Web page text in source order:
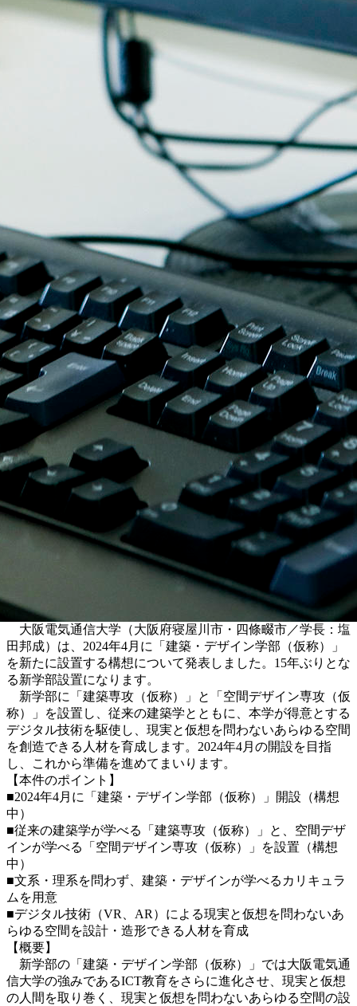
大阪電気通信大学（大阪府寝屋川市・四條畷市／学長：塩
田邦成）は、2024年4月に「建築・デザイン学部（仮称）」
を新たに設置する構想について発表しました。15年ぶりとな
る新学部設置になります。
新学部に「建築専攻（仮称）」と「空間デザイン専攻（仮
称）」を設置し、従来の建築学とともに、本学が得意とする
デジタル技術を駆使し、現実と仮想を問わないあらゆる空間
を創造できる人材を育成します。2024年4月の開設を目指
し、これから準備を進めてまいります。
【本件のポイント】
■2024年4月に「建築・デザイン学部（仮称）」開設（構想
中）
■従来の建築学が学べる「建築専攻（仮称）」と、空間デザ
インが学べる「空間デザイン専攻（仮称）」を設置（構想
中）
■文系・理系を問わず、建築・デザインが学べるカリキュラ
ムを用意
■デジタル技術（VR、AR）による現実と仮想を問わないあ
らゆる空間を設計・造形できる人材を育成
【概要】
新学部の「建築・デザイン学部（仮称）」では大阪電気通
信大学の強みであるICT教育をさらに進化させ、現実と仮想
の人間を取り巻く、現実と仮想を問わないあらゆる空間の設